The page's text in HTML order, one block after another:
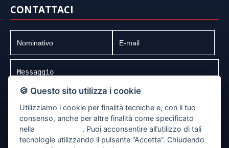
CONTATTACI
dichiaro di aver preso visione e compresol'informativa sulla privacy
e lecondizioni di utilizzo del servizio
🍪 Questo sito utilizza i cookie
Utilizziamo i cookie per finalità tecniche e, con il tuo
consenso, anche per altre finalità come specificato
nella
. Puoi acconsentire all’utilizzo di tali
tecnologie utilizzando il pulsante “Accetta”. Chiudendo